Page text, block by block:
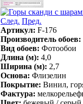
След. Пред.
Артикул: F-176
Производитель обоев:
Вид обоев: Фотообои
Длина (м): 4,0
Ширина (м): 2,7
Основа: Флизелин
Покрытие: Винил,
Фактура: